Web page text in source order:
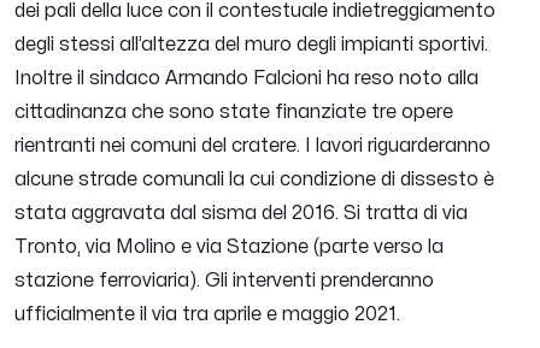
dei pali della luce con il contestuale indietreggiamento
degli stessi all’altezza del muro degli impianti sportivi.
Inoltre il sindaco Armando Falcioni ha reso noto alla
cittadinanza che sono state finanziate tre opere
rientranti nei comuni del cratere. I lavori riguarderanno
alcune strade comunali la cui condizione di dissesto è
stata aggravata dal sisma del 2016. Si tratta di via
Tronto, via Molino e via Stazione (parte verso la
stazione ferroviaria). Gli interventi prenderanno
ufficialmente il via tra aprile e maggio 2021.